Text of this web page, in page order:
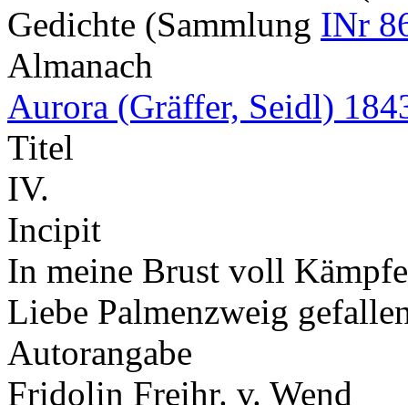
Gedichte (Sammlung INr
Almanach
Aurora (Gräffer, Seidl)
Titel
IV.
Incipit
In meine Brust voll
Liebe Palmenzweig
Autorangabe
Fridolin Freihr. v. Wend